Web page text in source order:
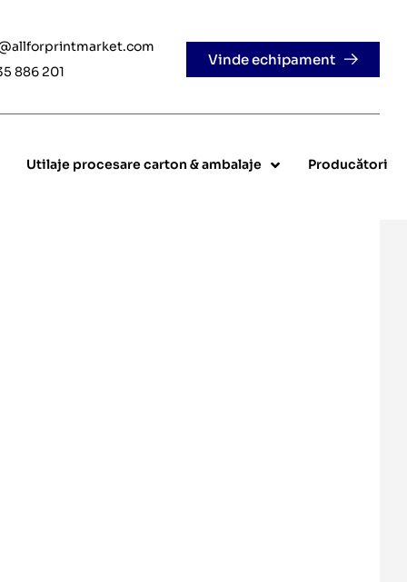
886 201
Vinde echipament
Utilaje procesare carton & ambalaje Producători